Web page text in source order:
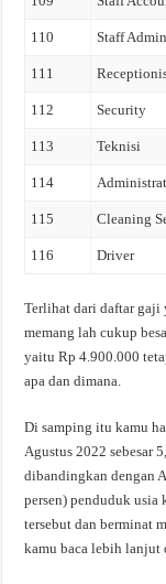
110 Staff
111
112 Security
113 Teknisi
114
115 Cleaning
116 Driver
Terlihat dari daftar gaji
memang lah cukup
yaitu Rp 4.900.000
apa dan dimana.
Di samping itu kamu
Agustus 2022 sebesar
dibandingkan dengan
persen) penduduk usia
tersebut dan berminat
kamu baca lebih lanjut